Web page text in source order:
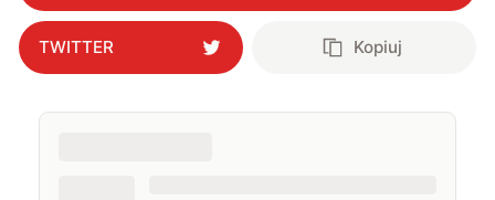
TWITTER Kopiuj